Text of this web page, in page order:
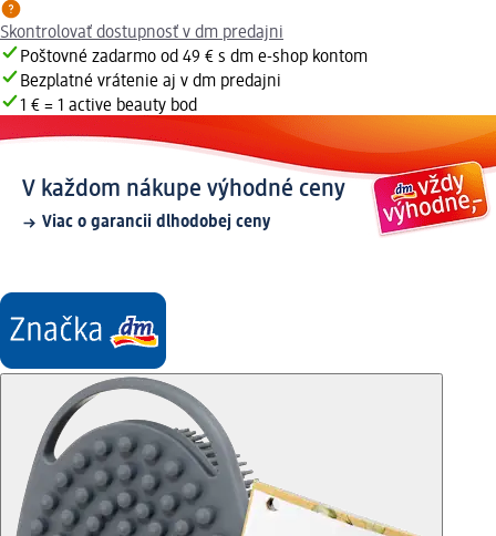
Skontrolovať dostupnosť v dm predajni
Poštovné zadarmo od 49 € s dm e-shop kontom
Bezplatné vrátenie aj v dm predajni
1 € = 1 active beauty bod
V každom nákupe výhodné ceny
Viac o garancii dlhodobej ceny